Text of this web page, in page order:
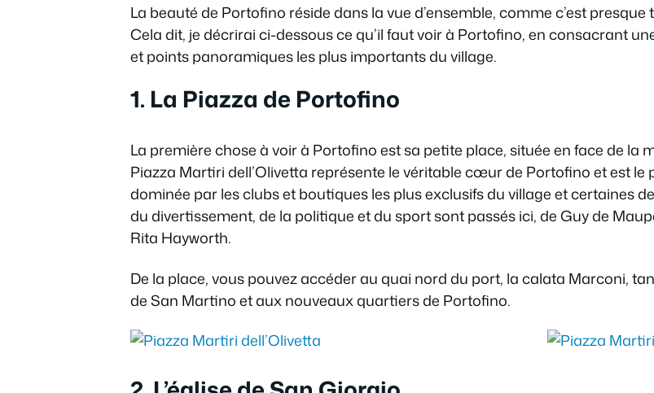
La beauté de Portofino réside dans la vue d’ensemble, comme c’est
Cela dit, je décrirai ci-dessous ce qu’il faut voir à Portofino, en consacrant
et points panoramiques les plus importants du village.
1. La Piazza de Portofino
La première chose à voir à Portofino est sa petite place, située en face de la
Piazza Martiri dell’Olivetta représente le véritable cœur de Portofino et est le
dominée par les clubs et boutiques les plus exclusifs du village et certaines
du divertissement, de la politique et du sport sont passés ici, de Guy de
Rita Hayworth.
De la place, vous pouvez accéder au quai nord du port, la calata Marconi,
de San Martino et aux nouveaux quartiers de Portofino.